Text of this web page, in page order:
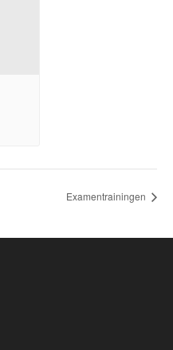
Examentrainingen